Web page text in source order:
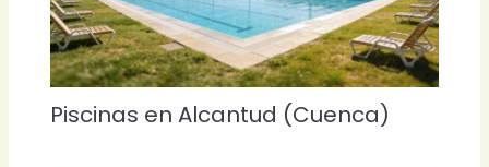
Piscinas en Alcantud (Cuenca)